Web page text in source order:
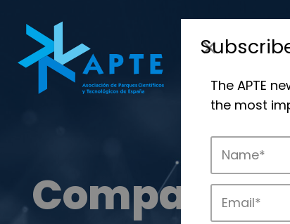
Companies
The APTE
the most